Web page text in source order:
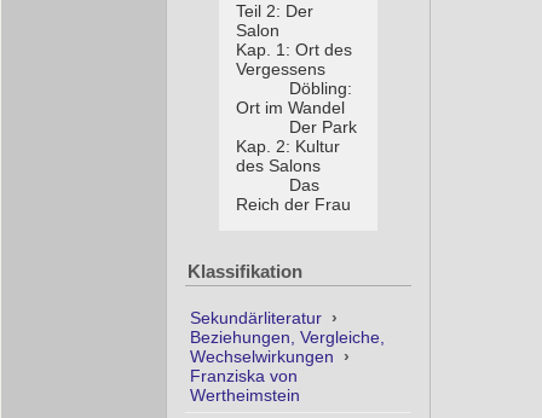
Teil 2: Der
Salon
Kap. 1: Ort des
Vergessens
Döbling:
Ort im Wandel
Der Park
Kap. 2: Kultur
des Salons
Das
Reich der Frau
Klassifikation
Sekundärliteratur ›
Beziehungen, Vergleiche,
Wechselwirkungen
›
Franziska von
Wertheimstein